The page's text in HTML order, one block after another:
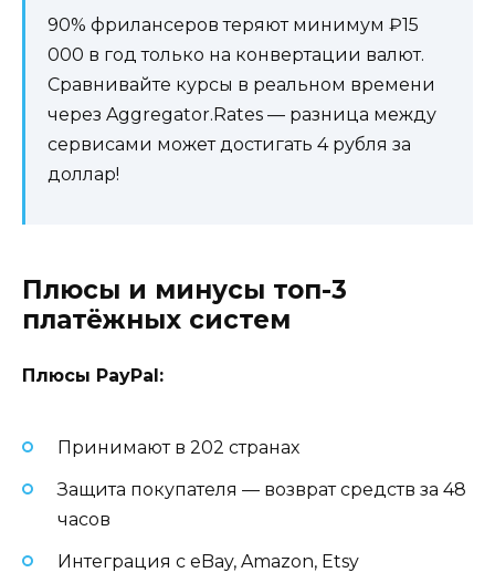
90% фрилансеров теряют минимум ₽15
000 в год только на конвертации валют.
Сравнивайте курсы в реальном времени
через Aggregator.Rates — разница между
сервисами может достигать 4 рубля за
доллар!
Плюсы и минусы топ-3
платёжных систем
Плюсы PayPal:
Принимают в 202 странах
Защита покупателя — возврат средств за 48
часов
Интеграция с eBay, Amazon, Etsy